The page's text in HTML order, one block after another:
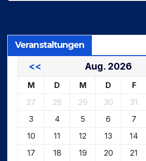
Veranstaltungen
<< Aug. 2026
M D M D F
27
28 29 30 31
3
4 5 6 7
10
11 12 13 14
17
18 19 20 21